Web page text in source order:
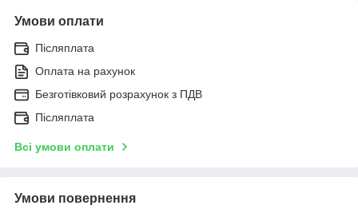
Умови оплати
Післяплата
Оплата на рахунок
Безготівковий розрахунок з ПДВ
Післяплата
Всі умови оплати
Умови повернення